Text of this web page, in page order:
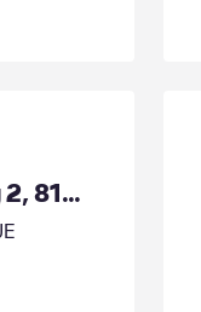
NL, Dokter van Gelderweg 2, 8166 JV, Emst